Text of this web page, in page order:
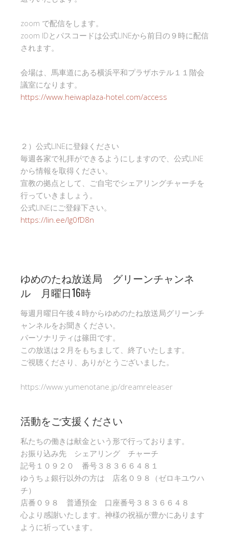
zoom で配信をします。
zoom IDとパスコードは公式LINEから前日の９時に配信
されます。
会場は、馬車道にある横浜平和プラザホテル１１階会
議室になります。
https://www.heiwaplaza-hotel.com/access
２）公式LINEに登録ください
毎週各家で礼拝ができるようにしますので、公式LINE
から情報を取得ください。
宣教の拠点として、ご自宅でシェアリングチャーチを
行っていきましょう。
公式LINEにご登録下さい。
https://lin.ee/Ig0fD8n
ゆめのたね放送局 グリーンチャンネ
ル 月曜日16時
毎週月曜日午後４時からゆめのたね放送局グリーンチ
ャンネルをお聞きください。
パーソナリティは篠田です。
この放送は２月をもちまして、終了いたします。
ご視聴くださり、ありがとうございました。
https://www.yumenotane.jp/dreamreleaser
活動をご支援ください
私たちの働きは献金という形で行っております。
お振り込み先 シェアリング チャーチ
記号１０９２０ 番号３８３６６４８１
ゆうちょ銀行以外の方は 店名０９８（ゼロキユウハ
チ）
店番０９８ 普通預金 口座番号３８３６６４８
心より感謝いたします。神様の祝福が豊かにあります
ように祈っています。